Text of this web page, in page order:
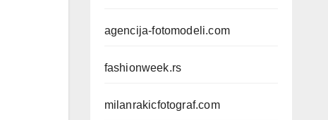
agencija-fotomodeli.com
fashionweek.rs
milanrakicfotograf.com